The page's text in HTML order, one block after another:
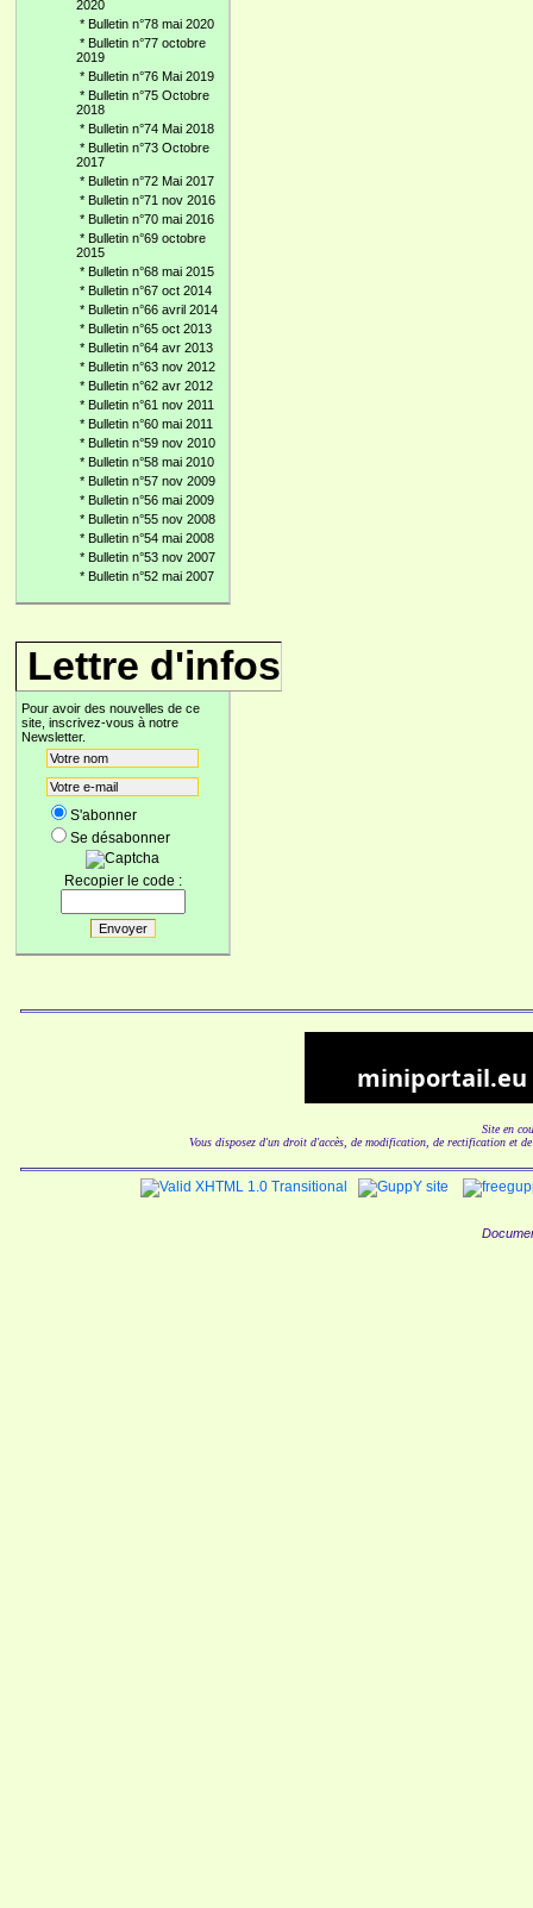
2020
* Bulletin n°78 mai 2020
* Bulletin n°77 octobre
2019
* Bulletin n°76 Mai 2019
* Bulletin n°75 Octobre
2018
* Bulletin n°74 Mai 2018
* Bulletin n°73 Octobre
2017
* Bulletin n°72 Mai 2017
* Bulletin n°71 nov 2016
* Bulletin n°70 mai 2016
* Bulletin n°69 octobre
2015
* Bulletin n°68 mai 2015
* Bulletin n°67 oct 2014
* Bulletin n°66 avril 2014
* Bulletin n°65 oct 2013
* Bulletin n°64 avr 2013
* Bulletin n°63 nov 2012
* Bulletin n°62 avr 2012
* Bulletin n°61 nov 2011
* Bulletin n°60 mai 2011
* Bulletin n°59 nov 2010
* Bulletin n°58 mai 2010
* Bulletin n°57 nov 2009
* Bulletin n°56 mai 2009
* Bulletin n°55 nov 2008
* Bulletin n°54 mai 2008
* Bulletin n°53 nov 2007
* Bulletin n°52 mai 2007
Lettre d'infos
Pour avoir des nouvelles de ce
site, inscrivez-vous à notre
Newsletter.
S'abonner
Se désabonner
Recopier le code :
Site en
Vous disposez d'un droit d'accès, de modification, de rectification et